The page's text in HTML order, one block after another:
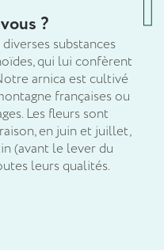
?
substances
qui lui confèrent
arnica est cultivé
françaises ou
Les fleurs sont
en juin et juillet,
(avant le lever du
leurs qualités.